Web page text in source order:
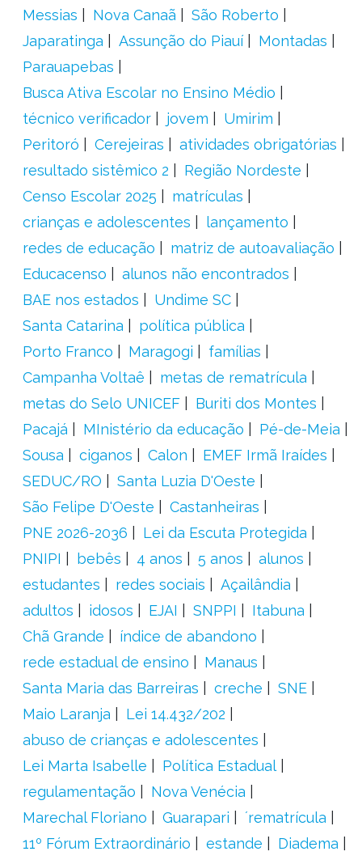
Messias
Nova Canaã
São Roberto
Japaratinga
Assunção do Piauí
Montadas
Parauapebas
Busca Ativa Escolar no Ensino Médio
técnico verificador
jovem
Umirim
Peritoró
Cerejeiras
atividades obrigatórias
resultado sistêmico 2
Região Nordeste
Censo Escolar 2025
matrículas
crianças e adolescentes
lançamento
redes de educação
matriz de autoavaliação
Educacenso
alunos não encontrados
BAE nos estados
Undime SC
Santa Catarina
política pública
Porto Franco
Maragogi
famílias
Campanha Voltaê
metas de rematrícula
metas do Selo UNICEF
Buriti dos Montes
Pacajá
MInistério da educação
Pé-de-Meia
Sousa
ciganos Calon
EMEF Irmã Iraídes
SEDUC/RO
Santa Luzia D'Oeste
São Felipe D'Oeste
Castanheiras
PNE 2026-2036
Lei da Escuta Protegida
PNIPI
bebês 4 anos 5 anos
alunos
estudantes
redes sociais
Açailândia
adultos
idosos EJAI SNPPI
Itabuna
Chã Grande
índice de abandono
rede estadual de ensino
Manaus
Santa Maria das Barreiras
creche
SNE
Maio Laranja
Lei 14.432/202
abuso de crianças e adolescentes
Lei Marta Isabelle
Política Estadual
regulamentação
Nova Venécia
Marechal Floriano
Guarapari
´rematrícula
11º Fórum Extraordinário
estande
Diadema